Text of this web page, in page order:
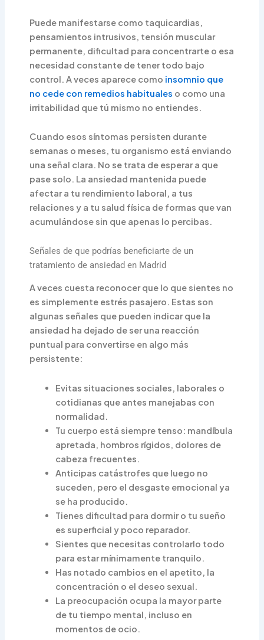
Puede manifestarse como taquicardias,
pensamientos intrusivos, tensión muscular
permanente, dificultad para concentrarte o esa
necesidad constante de tener todo bajo
control. A veces aparece como insomnio que
no cede con remedios habituales o como una
irritabilidad que tú mismo no entiendes.
Cuando esos síntomas persisten durante
semanas o meses, tu organismo está enviando
una señal clara. No se trata de esperar a que
pase solo. La ansiedad mantenida puede
afectar a tu rendimiento laboral, a tus
relaciones y a tu salud física de formas que van
acumulándose sin que apenas lo percibas.
Señales de que podrías beneficiarte de un
tratamiento de ansiedad en Madrid
A veces cuesta reconocer que lo que sientes no
es simplemente estrés pasajero. Estas son
algunas señales que pueden indicar que la
ansiedad ha dejado de ser una reacción
puntual para convertirse en algo más
persistente:
Evitas situaciones sociales, laborales o
cotidianas que antes manejabas con
normalidad.
Tu cuerpo está siempre tenso: mandíbula
apretada, hombros rígidos, dolores de
cabeza frecuentes.
Anticipas catástrofes que luego no
suceden, pero el desgaste emocional ya
se ha producido.
Tienes dificultad para dormir o tu sueño
es superficial y poco reparador.
Sientes que necesitas controlarlo todo
para estar mínimamente tranquilo.
Has notado cambios en el apetito, la
concentración o el deseo sexual.
La preocupación ocupa la mayor parte
de tu tiempo mental, incluso en
momentos de ocio.